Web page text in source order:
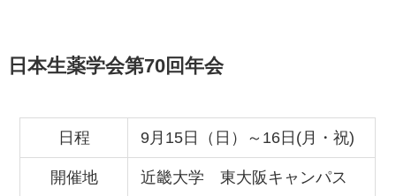
日本生薬学会第70回年会
日程 9月15日（日）～16日(月・祝)
開催地 近畿大学 東大阪キャンパス